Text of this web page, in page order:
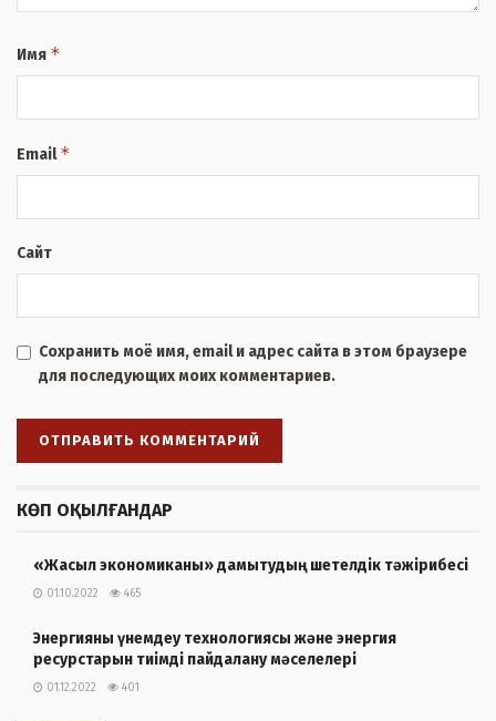
Имя *
Email*
Сайт
Сохранить моё имя, email и адрес сайта в этом браузере
для последующих моих комментариев.
КӨП ОҚЫЛҒАНДАР
«Жасыл экономиканы» дамытудың шетелдік тәжірибесі
01.10.2022 465
Энергияны үнемдеу технологиясы және энергия
ресурстарын тиімді пайдалану мәселелері
01.12.2022 401